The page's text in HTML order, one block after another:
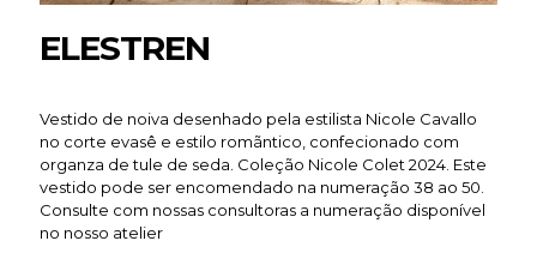
ELESTREN
Vestido de noiva desenhado pela estilista Nicole Cavallo
no corte evasê e estilo romãntico, confecionado com
organza de tule de seda. Coleção Nicole Colet 2024. Este
vestido pode ser encomendado na numeração 38 ao 50.
Consulte com nossas consultoras a numeração disponível
no nosso atelier